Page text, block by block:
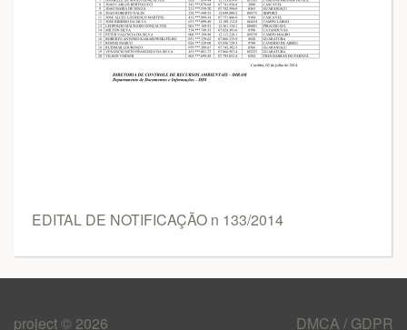
EDITAL DE NOTIFICAÇÃO n 133/2014
project © 2026 DMCA / GDPR